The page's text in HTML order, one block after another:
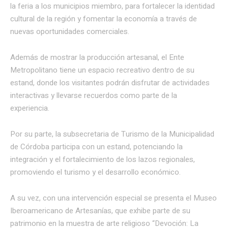
la feria a los municipios miembro, para fortalecer la identidad
cultural de la región y fomentar la economía a través de
nuevas oportunidades comerciales.
Además de mostrar la producción artesanal, el Ente
Metropolitano tiene un espacio recreativo dentro de su
estand, donde los visitantes podrán disfrutar de actividades
interactivas y llevarse recuerdos como parte de la
experiencia.
Por su parte, la subsecretaria de Turismo de la Municipalidad
de Córdoba participa con un estand, potenciando la
integración y el fortalecimiento de los lazos regionales,
promoviendo el turismo y el desarrollo económico.
A su vez, con una intervención especial se presenta el Museo
Iberoamericano de Artesanías, que exhibe parte de su
patrimonio en la muestra de arte religioso “Devoción: La